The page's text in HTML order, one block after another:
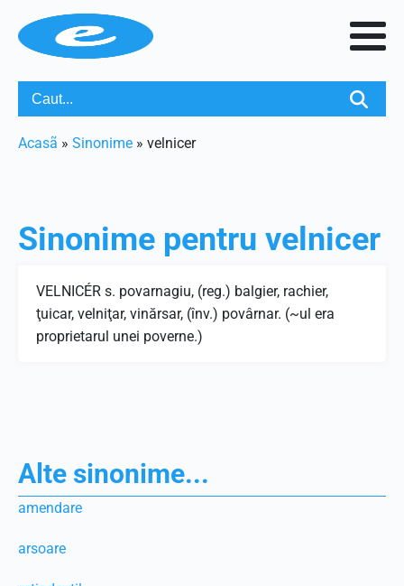
Acasã » Sinonime » velnicer
Sinonime pentru velnicer
VELNICÉR s. povarnagiu, (reg.) balgier, rachier,
ţuicar, velniţar, vinărsar, (înv.) povârnar. (~ul era
proprietarul unei poverne.)
Alte sinonime...
amendare
arsoare